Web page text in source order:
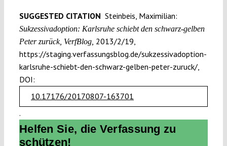
SUGGESTED CITATION Steinbeis, Maximilian:
Sukzessivadoption: Karlsruhe schiebt den schwarz-gelben
Peter zurück, VerfBlog, 2013/2/19,
https://staging.verfassungsblog.de/sukzessivadoption-
karlsruhe-schiebt-den-schwarz-gelben-peter-zuruck/,
DOI:
10.17176/20170807-163701
.
Helfen Sie, die Verfassung zu
schützen!